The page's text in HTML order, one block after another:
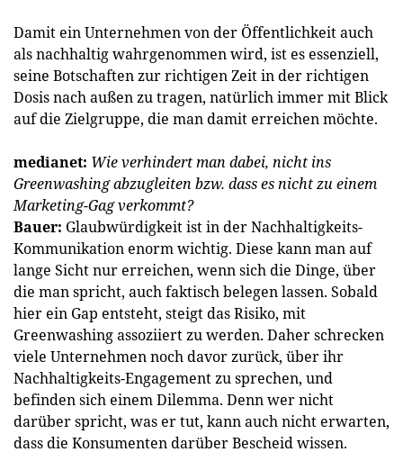
Damit ein Unternehmen von der Öffentlichkeit auch
als nachhaltig wahrgenommen wird, ist es essenziell,
seine Botschaften zur richtigen Zeit in der richtigen
Dosis nach außen zu tragen, natürlich immer mit Blick
auf die Zielgruppe, die man damit erreichen möchte.
medianet: Wie verhindert man dabei, nicht ins
Greenwashing abzugleiten bzw. dass es nicht zu einem
Marketing-Gag verkommt?
Bauer: Glaubwürdigkeit ist in der Nachhaltigkeits-
Kommunikation enorm wichtig. Diese kann man auf
lange Sicht nur erreichen, wenn sich die Dinge, über
die man spricht, auch faktisch belegen lassen. Sobald
hier ein Gap entsteht, steigt das Risiko, mit
Greenwashing assoziiert zu werden. Daher schrecken
viele Unternehmen noch davor zurück, über ihr
Nachhaltigkeits-Engagement zu sprechen, und
befinden sich einem Dilemma. Denn wer nicht
darüber spricht, was er tut, kann auch nicht erwarten,
dass die Konsumenten darüber Bescheid wissen.